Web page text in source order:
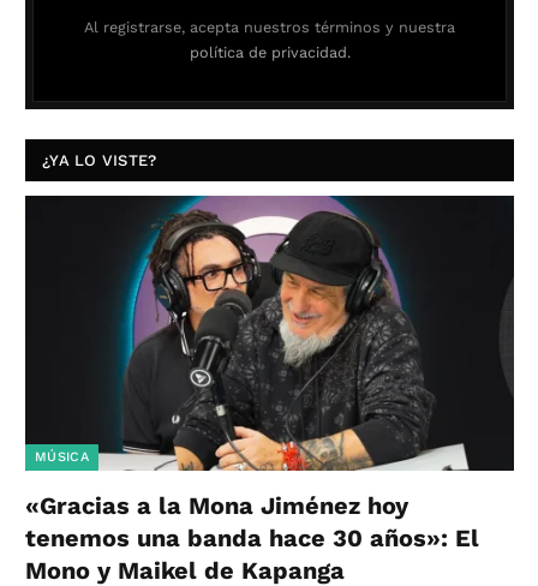
Al registrarse, acepta nuestros términos y nuestra
política de privacidad.
¿YA LO VISTE?
MÚSICA
«Gracias a la Mona Jiménez hoy
tenemos una banda hace 30 años»: El
Mono y Maikel de Kapanga